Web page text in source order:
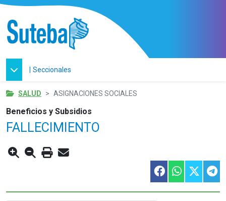
| Seccionales
SALUD ASIGNACIONES SOCIALES
Beneficios y Subsidios
FALLECIMIENTO